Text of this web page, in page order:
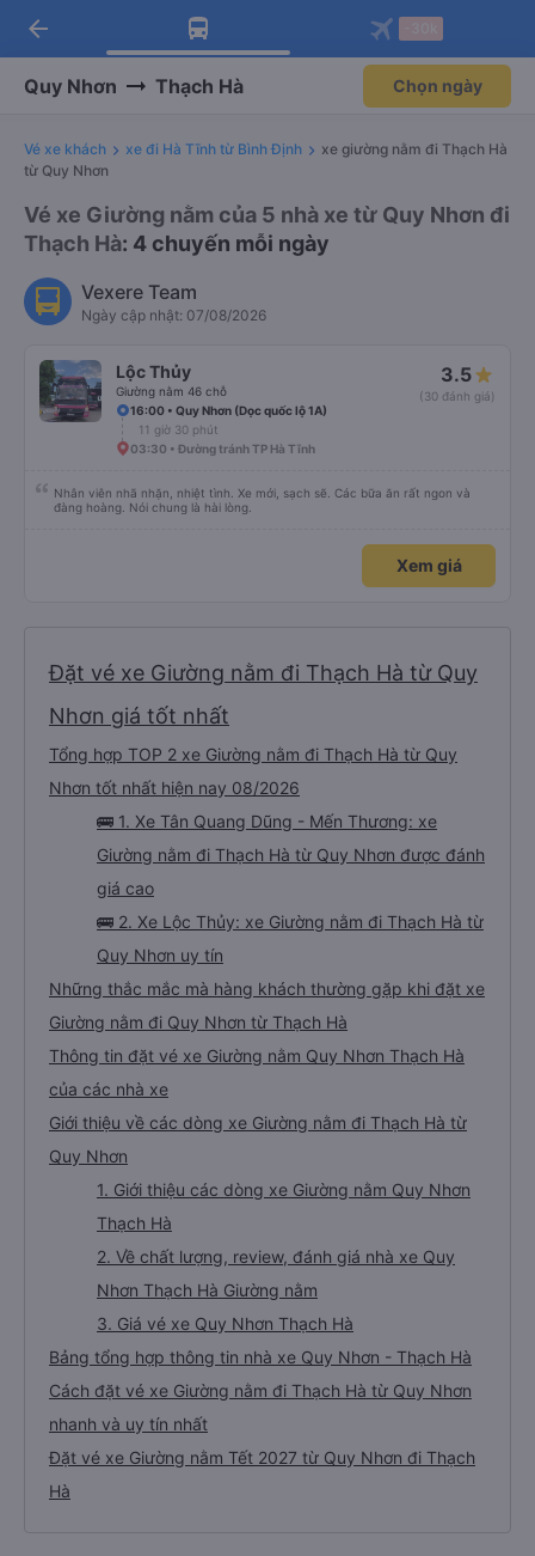
Tải app Vexere ngay!
Nhận ưu đãi thành viên độc
Mở app
Tải app Vexere
-30k/ghế khi đặt vé máy bay qua
Mở app
arrow_back
Quy Nhơn Thạch Hà Chọn ngày
Vé xe khách xe đi Hà Tĩnh từ Bình Định
xe giường nằm đi Thạch Hà
từ Quy Nhơn
Vé xe Giường nằm của 5 nhà xe từ Quy Nhơn đi
Thạch Hà: 4 chuyến mỗi ngày
Vexere Team
Ngày cập nhật: 07/08/2026
Lộc Thủy
Giường nằm 46 chỗ
3.5
(30 đánh giá)
16:00 • Quy Nhơn (Dọc quốc lộ 1A)
11 giờ 30 phút
03:30 • Đường tránh TP Hà Tĩnh
Nhân viên nhã nhặn, nhiệt tình. Xe mới, sạch sẽ. Các bữa ăn rất ngon và
đàng hoàng. Nói chung là hài lòng.
Xem giá
Đặt vé xe Giường nằm đi Thạch Hà từ Quy
Nhơn giá tốt nhất
Tổng hợp TOP 2 xe Giường nằm đi Thạch Hà từ Quy
Nhơn tốt nhất hiện nay 08/2026
🚌 1. Xe Tân Quang Dũng - Mến Thương: xe
Giường nằm đi Thạch Hà từ Quy Nhơn được đánh
giá cao
🚌 2. Xe Lộc Thủy: xe Giường nằm đi Thạch Hà từ
Quy Nhơn uy tín
Những thắc mắc mà hàng khách thường gặp khi đặt xe
Giường nằm đi Quy Nhơn từ Thạch Hà
Thông tin đặt vé xe Giường nằm Quy Nhơn Thạch Hà
của các nhà xe
Giới thiệu về các dòng xe Giường nằm đi Thạch Hà từ
Quy Nhơn
1. Giới thiệu các dòng xe Giường nằm Quy Nhơn
Thạch Hà
2. Về chất lượng, review, đánh giá nhà xe Quy
Nhơn Thạch Hà Giường nằm
3. Giá vé xe Quy Nhơn Thạch Hà
Bảng tổng hợp thông tin nhà xe Quy Nhơn - Thạch Hà
Cách đặt vé xe Giường nằm đi Thạch Hà từ Quy Nhơn
nhanh và uy tín nhất
Đặt vé xe Giường nằm Tết 2027 từ Quy Nhơn đi Thạch
Hà